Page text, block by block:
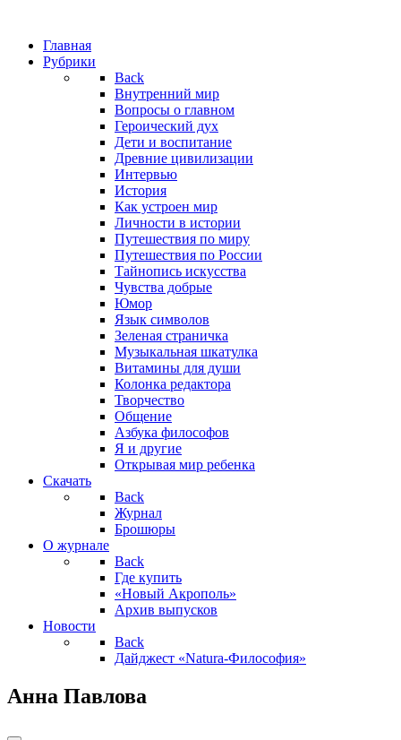
Главная
Рубрики
Back
Внутренний мир
Вопросы о главном
Героический дух
Дети и воспитание
Древние цивилизации
Интервью
История
Как устроен мир
Личности в истории
Путешествия по миру
Путешествия по России
Тайнопись искусства
Чувства добрые
Юмор
Язык символов
Зеленая страничка
Музыкальная шкатулка
Витамины для души
Колонка редактора
Творчество
Общение
Азбука философов
Я и другие
Открывая мир ребенка
Скачать
Back
Журнал
Брошюры
О журнале
Back
Где купить
«Новый Акрополь»
Архив выпусков
Новости
Back
Дайджест «Natura-Философия»
Анна Павлова